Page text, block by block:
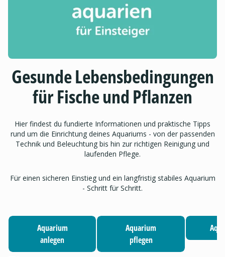
Gesunde Lebensbedingungen
für Fische und Pflanzen
Hier findest du fundierte Informationen und praktische Tipps
rund um die Einrichtung deines Aquariums - von der passenden
Technik und Beleuchtung bis hin zur richtigen Reinigung und
laufenden Pflege.
Für einen sicheren Einstieg und ein langfristig stabiles Aquarium
- Schritt für Schritt.
Aquarium
anlegen
Aquarium
pflegen